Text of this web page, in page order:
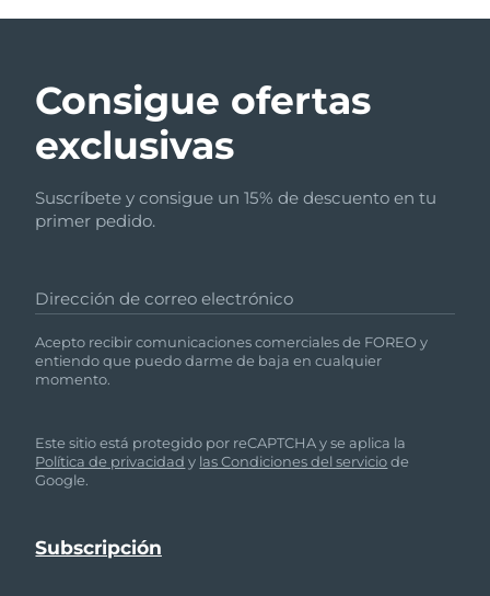
Consigue ofertas
exclusivas
Suscríbete y consigue un 15% de descuento en tu
primer pedido.
Dirección de correo electrónico
Acepto recibir comunicaciones comerciales de FOREO y
entiendo que puedo darme de baja en cualquier
momento.
Este sitio está protegido por reCAPTCHA y se aplica la
Política de privacidad y las Condiciones del serviciode
Google.